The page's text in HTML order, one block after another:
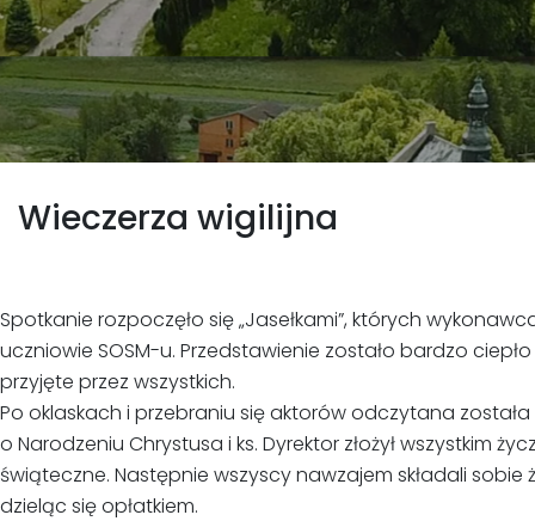
Wieczerza wigilijna
Spotkanie rozpoczęło się „Jasełkami”, których
uczniowie SOSM-u. Przedstawienie zostało bardzo
przyjęte przez wszystkich.
Po oklaskach i przebraniu się aktorów odczytana
o Narodzeniu Chrystusa i ks. Dyrektor złożył wszystkim
świąteczne. Następnie wszyscy nawzajem składali sobie
dzieląc się opłatkiem.